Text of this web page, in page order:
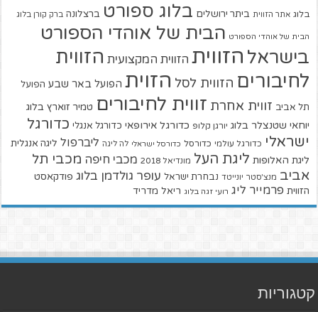
בלוג אתר הזווית ביתר ירושלים בלוג ספורט ברצלונה ברק קורן בלוג
הבית של אוהדי הספורט הבית של אוהדי הספורט
בישראל הזווית הזווית המקצועית הזווית
לחיבורים הזווית לסל הזוית הפועל באר שבע הפועל
תל אביב זווית אחרת זווית לחיבורים טמיר זוארץ בלוג
יוחאי שטנצלר בלוג יורגן קלופ כדורגל אירופאי כדורגל אנגלי כדורגל
ישראלי כדורגל עולמי כדורסל כדורסל ישראלי לה ליגה ליברפול ליגה אנגלית
ליגת האלופות ליגת העל מונדיאל 2018 מכבי חיפה מכבי תל
אביב מנצ'סטר יונייטד נבחרת ישראל עופר גולדמן בלוג פודקאסט
הזווית פרמייר ליג רועי זגה בלוג ריאל מדריד
קטגוריות